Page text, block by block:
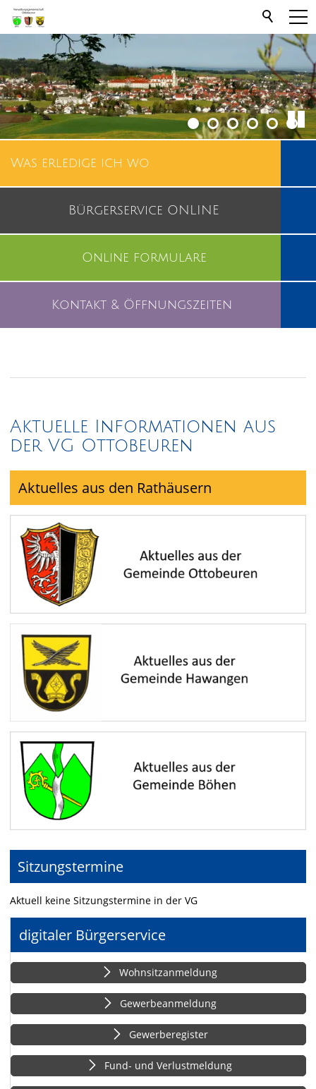
Was erledige ich wo
Bürgerservice ONLINE
Online formulare
Kontakt & Öffnungszeiten
Aktuelle Informationen aus
der VG Ottobeuren
Aktuelles aus den Rathäusern
Sitzungstermine
Aktuell keine Sitzungstermine in der VG
digitaler Bürgerservice
Wohnsitzanmeldung
Gewerbeanmeldung
Gewerberegister
Fund- und Verlustmeldung